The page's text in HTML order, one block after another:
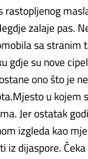
rastopljenog
zalaje pas.
sa stranim
gdje su nove
ono što je
u kojem
Jer ostatak
izgleda kao
iz dijaspore.